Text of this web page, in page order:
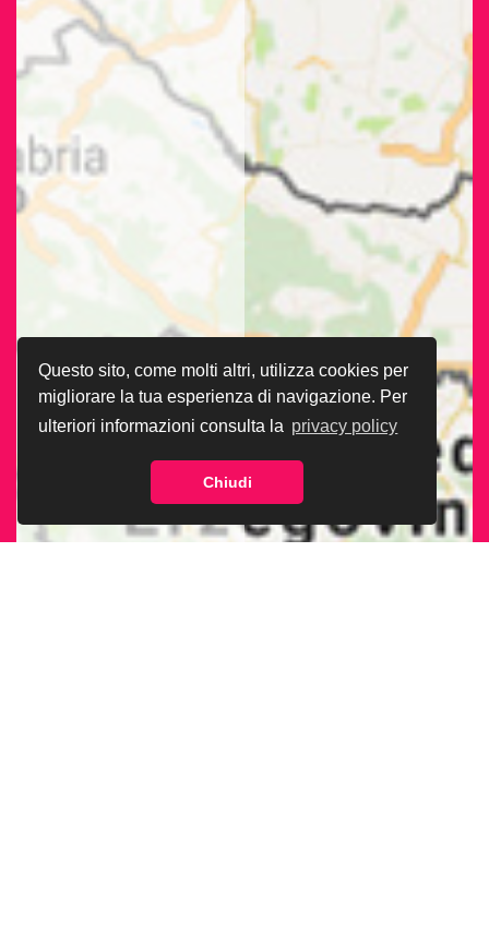
Questo sito, come molti altri, utilizza cookies per
migliorare la tua esperienza di navigazione. Per
ulteriori informazioni consulta la privacy policy
Chiudi